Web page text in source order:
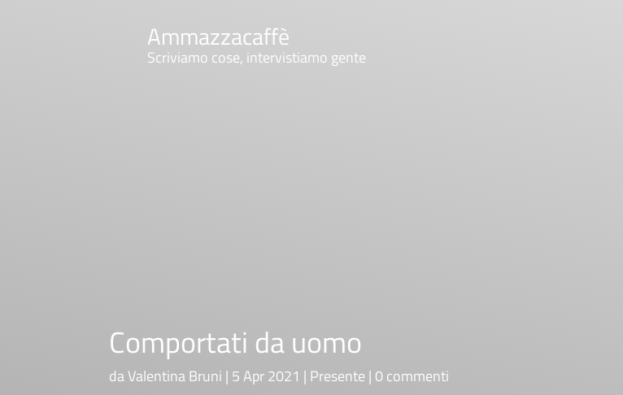
Ammazzacaffè
Scriviamo cose, intervistiamo gente
Comportati da uomo
daValentina Bruni 5 Apr 2021 Presente 0 commenti